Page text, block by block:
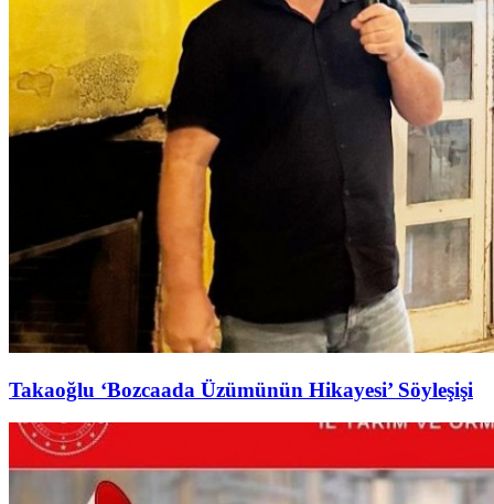
Takaoğlu ‘Bozcaada Üzümünün Hikayesi’ Söyleşişi